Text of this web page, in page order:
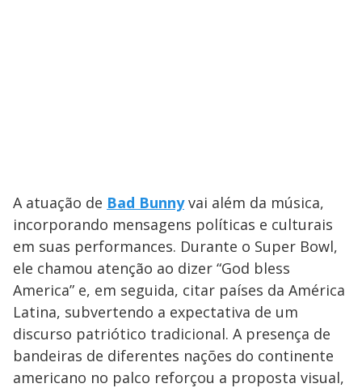
A atuação de Bad Bunnyvai além da música,
incorporando mensagens políticas e culturais
em suas performances. Durante o Super Bowl,
ele chamou atenção ao dizer “God bless
America” e, em seguida, citar países da América
Latina, subvertendo a expectativa de um
discurso patriótico tradicional. A presença de
bandeiras de diferentes nações do continente
americano no palco reforçou a proposta visual,